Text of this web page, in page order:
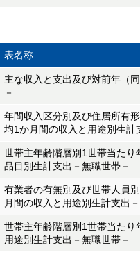
表名称
主な収入と支出及び対前年（
－
年間収入区分別及び住居所有
均1か月間の収入と用途別生計
世帯主年齢階層別1世帯当たり
品目別生計支出－無職世帯－
有業者の有無別及び世帯人員
月間の収入と用途別生計支出
世帯主年齢階層別1世帯当たり
用途別生計支出－無職世帯－